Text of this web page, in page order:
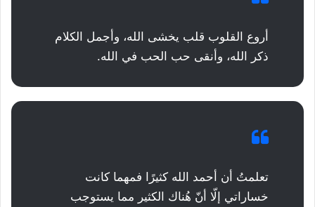
أروع القلوب قلب يخشى الله، وأجمل الكلام
ذكر الله، وأنقى حب الحب في الله.
تعلمتُ أن أحمد الله كثيرًا فمهما كانت
خساراتي إلّا أنّ هُناك الكثير مما يستوجب